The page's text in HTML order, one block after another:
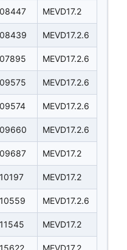
MEVD17.2
MEVD17.2.6
MEVD17.2.6
MEVD17.2.6
MEVD17.2.6
MEVD17.2.6
MEVD17.2
MEVD17.2
MEVD17.2.6
MEVD17.2